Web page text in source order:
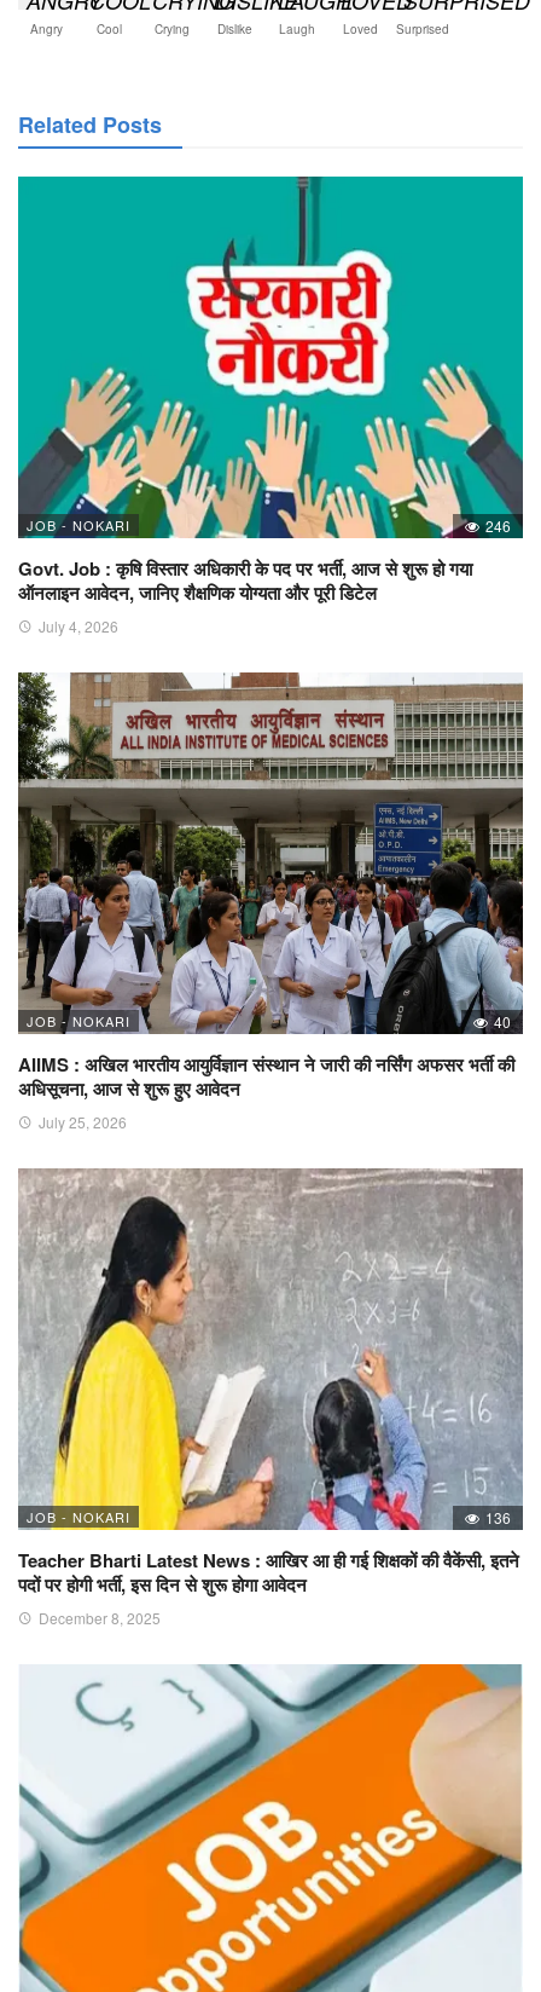
Angry Cool Crying Dislike Laugh Loved Surprised
Related Posts
JOB - NOKARI 246
Govt. Job : कृषि विस्तार अधिकारी के पद पर भर्ती, आज से शुरू हो गया
ऑनलाइन आवेदन, जानिए शैक्षणिक योग्यता और पूरी डिटेल
July 4, 2026
JOB - NOKARI 40
AIIMS : अखिल भारतीय आयुर्विज्ञान संस्थान ने जारी की नर्सिंग अफसर भर्ती की
अधिसूचना, आज से शुरू हुए आवेदन
July 25, 2026
JOB - NOKARI 136
Teacher Bharti Latest News : आखिर आ ही गई शिक्षकों की वैकेंसी, इतने
पदों पर होगी भर्ती, इस दिन से शुरू होगा आवेदन
December 8, 2025